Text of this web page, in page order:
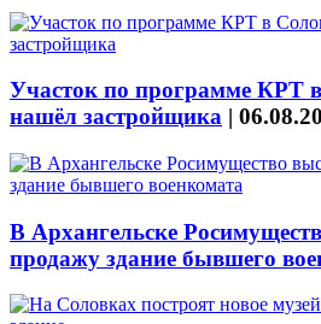
Участок по программе КРТ
нашёл застройщика |
В Архангельске
продажу здание бывшего